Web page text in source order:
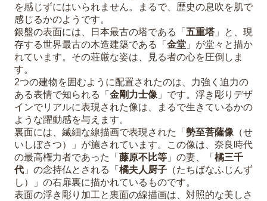
を感じずにはいられません。まるで、歴史の息吹を肌で
感じるかのようです。
銀盤の表面には、日本最古の塔である「 五重塔」と、現
存する世界最古の木造建築である「 金堂 」が堂々と描か
れています。その荘厳な姿は、見る者の心を圧倒しま
す。
2つの建物を囲むように配置されたのは、力強く迫力の
ある表情で知られる「 金剛力士像 」です。浮き彫りデザ
インでリアルに表現された像は、まるで生きているかの
ような躍動感を与えます。
裏面には、繊細な線描画で表現された「 勢至菩薩像 （せ
いしぼさつ）」が施されています。この像は、奈良時代
の最高権力者であった「 藤原不比等 」の妻、「 橘三千
代 」の念持仏とされる「 橘夫人厨子 （たちばなふじんず
し）」の右扉裏に描かれているものです。
表面の浮き彫り加工と裏面の線描画は、対照的な美しさ